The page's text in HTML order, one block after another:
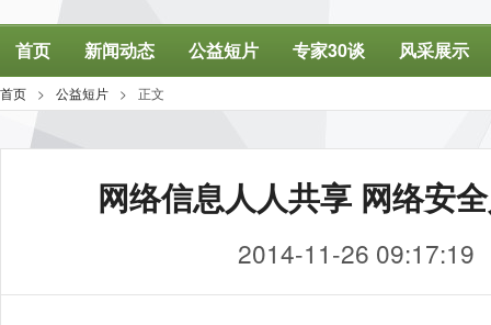
网络信息人人共享 网络安
2014-11-26 09:17:19